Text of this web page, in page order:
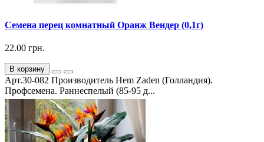
Семена перец комнатный Оранж Вендер (0,1г)
22.00 грн.
В корзину
Арт.30-082 Производитель Hem Zaden (Голландия).
Профсемена. Раннеспелый (85-95 д...